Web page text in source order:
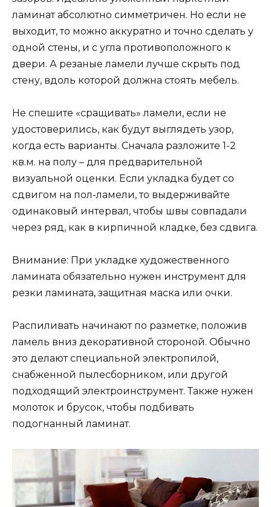
ламинат абсолютно симметричен. Но если не
выходит, то можно аккуратно и точно сделать у
одной стены, и с угла противоположного к
двери. А резаные ламели лучше скрыть под
стену, вдоль которой должна стоять мебель.
Не спешите «сращивать» ламели, если не
удостоверились, как будут выглядеть узор,
когда есть варианты. Сначала разложите 1-2
кв.м. на полу – для предварительной
визуальной оценки. Если укладка будет со
сдвигом на пол-ламели, то выдерживайте
одинаковый интервал, чтобы швы совпадали
через ряд, как в кирпичной кладке, без сдвига.
Внимание: При укладке художественного
ламината обязательно нужен инструмент для
резки ламината, защитная маска или очки.
Распиливать начинают по разметке, положив
ламель вниз декоративной стороной. Обычно
это делают специальной электропилой,
снабженной пылесборником, или другой
подходящий электроинструмент. Также нужен
молоток и брусок, чтобы подбивать
подогнанный ламинат.